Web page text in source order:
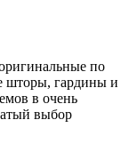
по
шторы, гардины и
в очень
выбор